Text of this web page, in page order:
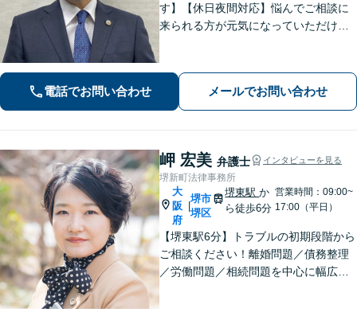
す】【休日夜間対応】悩んでご相談に
来られる方が元気になっていただける
ください。分野によっては、初回30分
間の無料相談を実施しております。
電話でお問い合わせ メールでお問い合わせ
岬 宏美 弁護士 インタビューを見る
堺新町法律事務所
大
阪
府
|
堺市
堺区
堺東駅か
ら徒歩6分
営業時間：09:00~
17:00（平日）
【堺東駅6分】トラブルの初期段階から
ご相談ください！離婚問題／債務整理
／労働問題／相続問題を中心に幅広く